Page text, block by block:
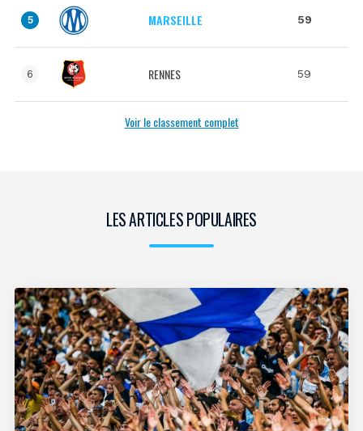
5 MARSEILLE 59
6 RENNES 59
Voir le classement complet
LES ARTICLES POPULAIRES